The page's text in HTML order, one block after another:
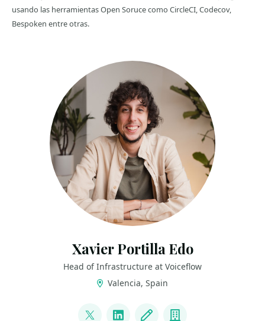
usando las herramientas Open Soruce como CircleCI, Codecov,
Bespoken entre otras.
Xavier Portilla Edo
Head of Infrastructure at Voiceflow
Valencia, Spain